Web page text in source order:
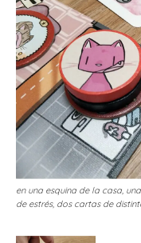
en una esquina de la casa,
de estrés, dos cartas de